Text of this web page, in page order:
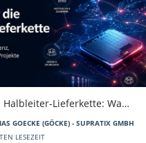
Halbleiter-Lieferkette: Wa…
GOECKE (GÖCKE) - SUPRATIX GMBH
LESEZEIT